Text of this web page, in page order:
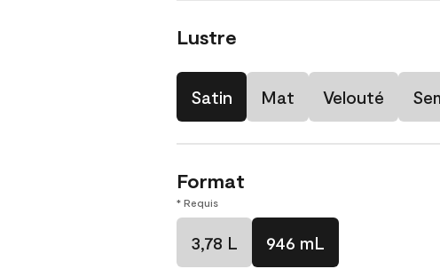
Lustre
Satin Mat Velouté
Format
* Requis
3,78 L 946 mL